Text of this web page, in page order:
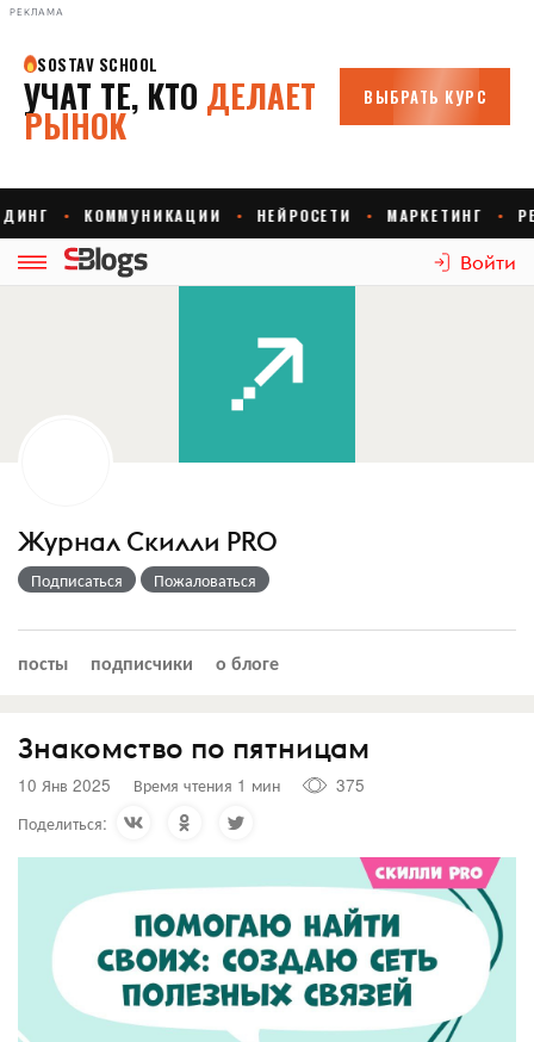
РЕКЛАМА
Войти
Журнал Скилли PRO
Подписаться Пожаловаться
посты подписчики о блоге
Знакомство по пятницам
10 Янв 2025 Время чтения 1 мин
375
Поделиться: